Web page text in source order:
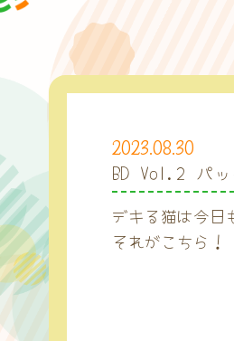
2023.08.30
BD Vol.2 パッ
デキる猫は今
それがこちら！